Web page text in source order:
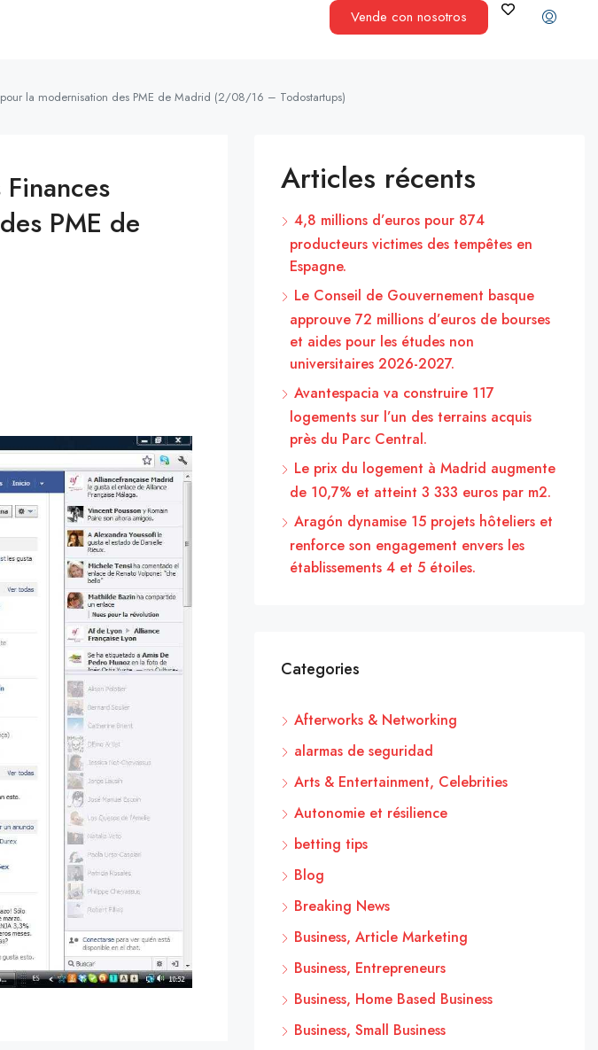
Vende con nosotros
la modernisation des PME de Madrid (2/08/16 – Todostartups)
PME de
Articles récents
4,8 millions d’euros pour 874
producteurs victimes des tempêtes en
Espagne.
Le Conseil de Gouvernement basque
approuve 72 millions d’euros de bourses
et aides pour les études non
universitaires 2026-2027.
Avantespacia va construire 117
logements sur l’un des terrains acquis
près du Parc Central.
Le prix du logement à Madrid augmente
de 10,7% et atteint 3 333 euros par m2.
Aragón dynamise 15 projets hôteliers et
renforce son engagement envers les
établissements 4 et 5 étoiles.
Categories
Afterworks & Networking
alarmas de seguridad
Arts & Entertainment, Celebrities
Autonomie et résilience
betting tips
Blog
Breaking News
Business, Article Marketing
Business, Entrepreneurs
Business, Home Based Business
Business, Small Business